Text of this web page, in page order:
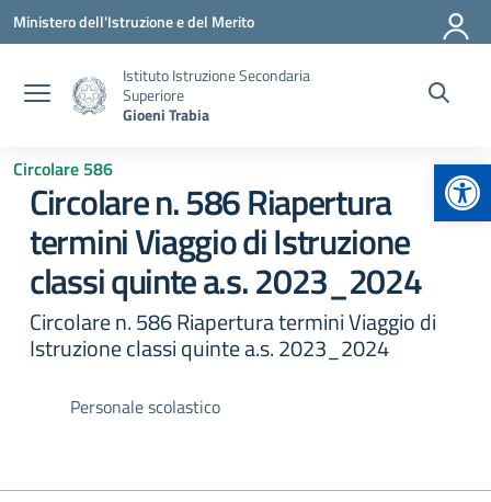
Vai ai contenuti
Vai al menu di navigazione
Vai al footer
Ministero dell'Istruzione e del Merito
Istituto Istruzione Secondaria
Superiore
Gioeni Trabia
Circolare 586
Circolare n. 586 Riapertura
termini Viaggio di Istruzione
classi quinte a.s. 2023_2024
Circolare n. 586 Riapertura termini Viaggio di
Istruzione classi quinte a.s. 2023_2024
Personale scolastico